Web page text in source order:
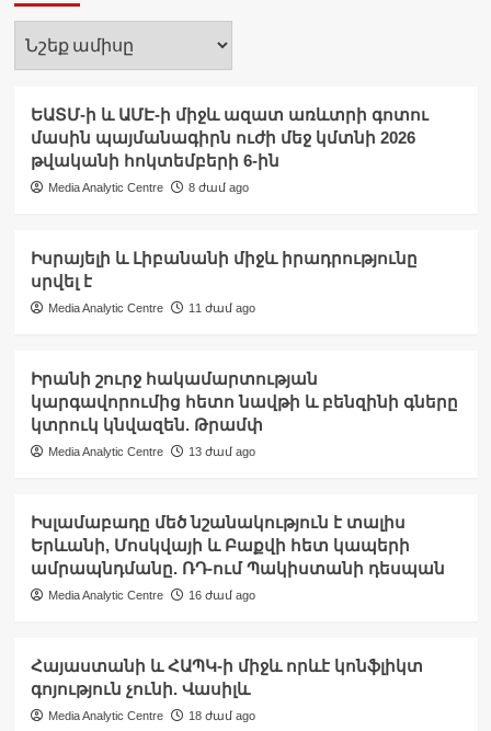
Պահոցներ
ԵԱՏՄ-ի և ԱՄԷ-ի միջև ազատ առևտրի գոտու
մասին պայմանագիրն ուժի մեջ կմտնի 2026
թվականի հոկտեմբերի 6-ին
Media Analytic Centre 8 ժամ ago
Իսրայելի և Լիբանանի միջև իրադրությունը
սրվել է
Media Analytic Centre 11 ժամ ago
Իրանի շուրջ հակամարտության
կարգավորումից հետո նավթի և բենզինի գները
կտրուկ կնվազեն. Թրամփ
Media Analytic Centre 13 ժամ ago
Իսլամաբադը մեծ նշանակություն է տալիս
Երևանի, Մոսկվայի և Բաքվի հետ կապերի
ամրապնդմանը. ՌԴ-ում Պակիստանի դեսպան
Media Analytic Centre 16 ժամ ago
Հայաստանի և ՀԱՊԿ-ի միջև որևէ կոնֆլիկտ
գոյություն չունի. Վասիլև
Media Analytic Centre 18 ժամ ago